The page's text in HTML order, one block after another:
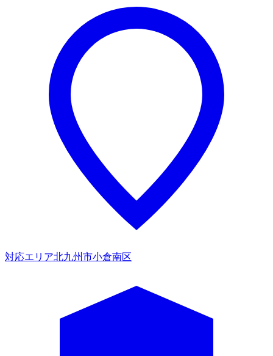
対応エリア北九州市小倉南区